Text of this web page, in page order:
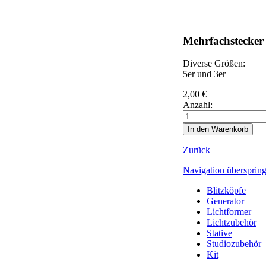
Mehrfachstecker
Diverse Größen:
5er und 3er
2,00 €
Anzahl:
Zurück
Navigation
Blitzköpfe
Generator
Lichtformer
Lichtzubehör
Stative
Studiozubehör
Kit